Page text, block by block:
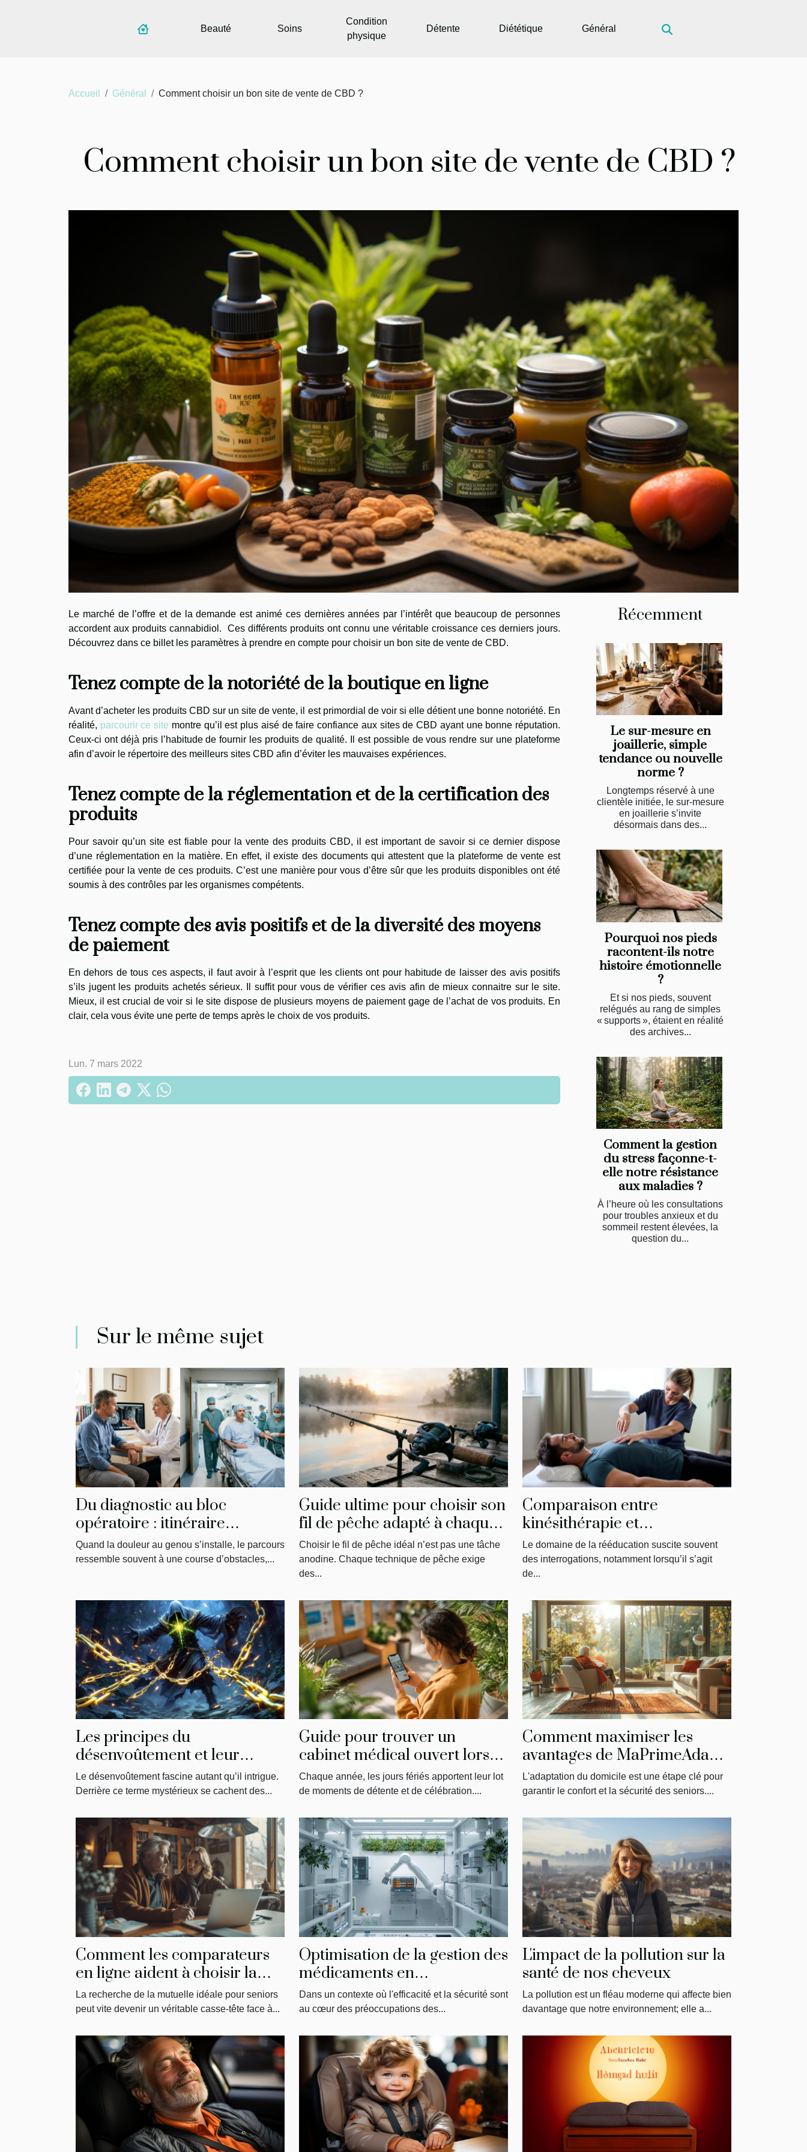
Beauté Soins
Condition
physique
Détente Diététique Général
Accueil Général Comment choisir un bon site de vente de CBD ?
Comment choisir un bon site de vente de CBD ?
Le marché de l’offre et de la demande est animé ces dernières années par l’intérêt que beaucoup de personnes
accordent aux produits cannabidiol. Ces différents produits ont connu une véritable croissance ces derniers jours.
Découvrez dans ce billet les paramètres à prendre en compte pour choisir un bon site de vente de CBD.
Tenez compte de la notoriété de la boutique en ligne
Avant d’acheter les produits CBD sur un site de vente, il est primordial de voir si elle détient une bonne notoriété. En
réalité, parcourir ce site montre qu’il est plus aisé de faire confiance aux sites de CBD ayant une bonne réputation.
Ceux-ci ont déjà pris l’habitude de fournir les produits de qualité. Il est possible de vous rendre sur une plateforme
afin d’avoir le répertoire des meilleurs sites CBD afin d’éviter les mauvaises expériences.
Tenez compte de la réglementation et de la certification des
produits
Pour savoir qu’un site est fiable pour la vente des produits CBD, il est important de savoir si ce dernier dispose
d’une réglementation en la matière. En effet, il existe des documents qui attestent que la plateforme de vente est
certifiée pour la vente de ces produits. C’est une manière pour vous d’être sûr que les produits disponibles ont été
soumis à des contrôles par les organismes compétents.
Tenez compte des avis positifs et de la diversité des moyens
de paiement
En dehors de tous ces aspects, il faut avoir à l’esprit que les clients ont pour habitude de laisser des avis positifs
s’ils jugent les produits achetés sérieux. Il suffit pour vous de vérifier ces avis afin de mieux connaitre sur le site.
Mieux, il est crucial de voir si le site dispose de plusieurs moyens de paiement gage de l’achat de vos produits. En
clair, cela vous évite une perte de temps après le choix de vos produits.
Lun. 7 mars 2022
Récemment
Le sur-mesure en
joaillerie, simple
tendance ou nouvelle
norme ?
Longtemps réservé à une
clientèle initiée, le sur-mesure
en joaillerie s’invite
désormais dans des...
Pourquoi nos pieds
racontent-ils notre
histoire émotionnelle
?
Et si nos pieds, souvent
relégués au rang de simples
« supports », étaient en réalité
des archives...
Comment la gestion
du stress façonne-t-
elle notre résistance
aux maladies ?
À l’heure où les consultations
pour troubles anxieux et du
sommeil restent élevées, la
question du...
Sur le même sujet
Du diagnostic au bloc
opératoire : itinéraire
singulier d’un patient
Quand la douleur au genou s’installe, le parcours
ressemble souvent à une course d’obstacles,...
Guide ultime pour choisir son
fil de pêche adapté à chaque
technique
Choisir le fil de pêche idéal n’est pas une tâche
anodine. Chaque technique de pêche exige
des...
Comparaison entre
kinésithérapie et
physiothérapie : ce qu'il faut
savoir
Le domaine de la rééducation suscite souvent
des interrogations, notamment lorsqu’il s’agit
de...
Les principes du
désenvoûtement et leur
impact sur la libération
énergétique
Le désenvoûtement fascine autant qu’il intrigue.
Derrière ce terme mystérieux se cachent des...
Guide pour trouver un
cabinet médical ouvert lors
des jours fériés
Chaque année, les jours fériés apportent leur lot
de moments de détente et de célébration....
Comment maximiser les
avantages de MaPrimeAdapt'
pour l'aménagement du
domicile des seniors
L'adaptation du domicile est une étape clé pour
garantir le confort et la sécurité des seniors....
Comment les comparateurs
en ligne aident à choisir la
meilleure mutuelle pour
seniors
La recherche de la mutuelle idéale pour seniors
peut vite devenir un véritable casse-tête face à...
Optimisation de la gestion des
médicaments en
établissements de soins
Dans un contexte où l'efficacité et la sécurité sont
au cœur des préoccupations des...
L'impact de la pollution sur la
santé de nos cheveux
La pollution est un fléau moderne qui affecte bien
davantage que notre environnement; elle a...